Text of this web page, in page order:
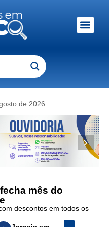
de 2026
mês do
descontos em todos os